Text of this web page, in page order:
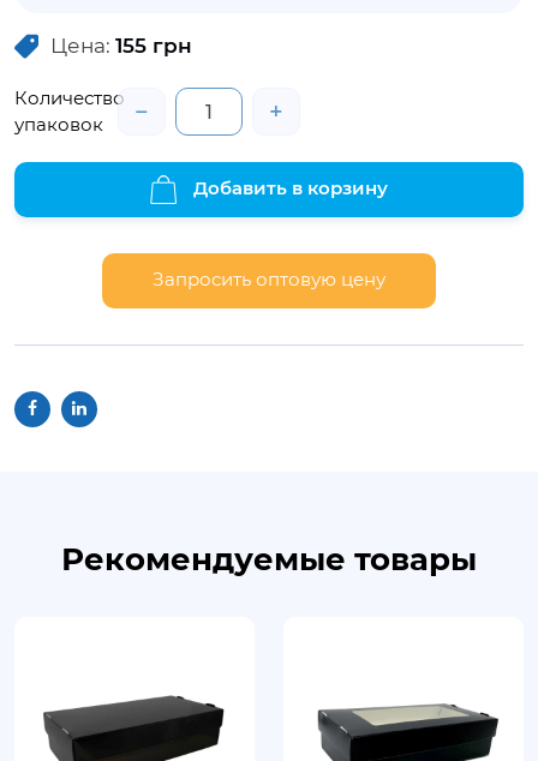
прочее). Универсальная упаковка
позволит продуктам не утратить внешнюю
привлекательность, сохранить свежесть и
свойства. Данный контейнер не имеет в
комплектации крышку, но ее можно
приобрести отдельно – ПС-39крышка
прозрачная.
Цена: 155 грн
Количество
упаковок
− +
Добавить в корзину
Запросить оптовую цену
Рекомендуемые товары